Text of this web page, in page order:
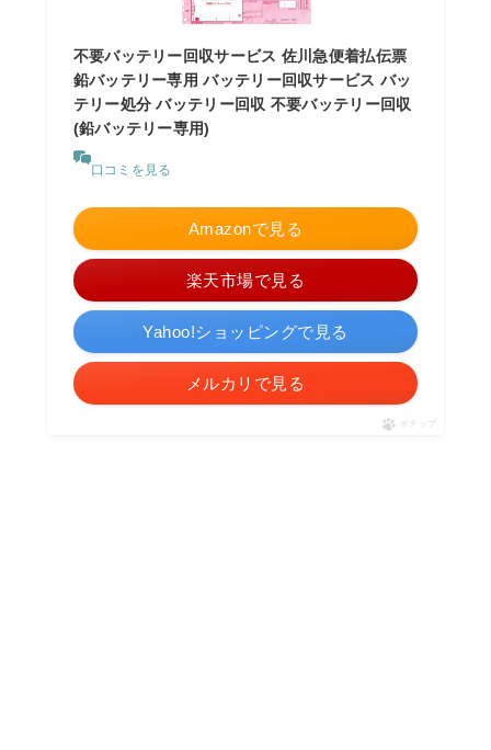
不要バッテリー回収サービス 佐川急便着払伝票
鉛バッテリー専用 バッテリー回収サービス バッ
テリー処分 バッテリー回収 不要バッテリー回収
(鉛バッテリー専用)
口コミを見る
Amazonで見る
楽天市場で見る
Yahoo!ショッピングで見る
メルカリで見る
ポチップ